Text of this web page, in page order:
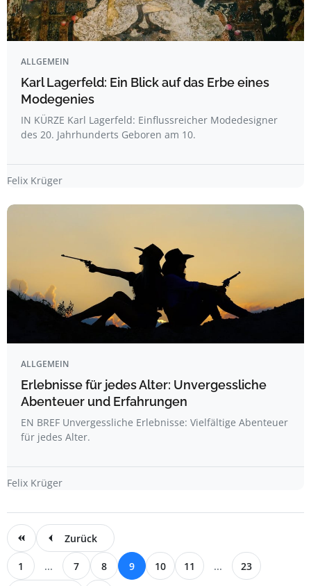
ALLGEMEIN
Karl Lagerfeld: Ein Blick auf das Erbe eines
Modegenies
IN KÜRZE Karl Lagerfeld: Einflussreicher Modedesigner
des 20. Jahrhunderts Geboren am 10.
Felix Krüger
ALLGEMEIN
Erlebnisse für jedes Alter: Unvergessliche
Abenteuer und Erfahrungen
EN BREF Unvergessliche Erlebnisse: Vielfältige Abenteuer
für jedes Alter.
Felix Krüger
Zurück
1 ... 7 8 9 10 11 ... 23